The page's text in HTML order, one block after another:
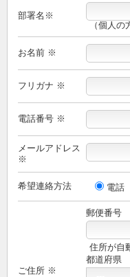
部署名※
（個人の
お名前 ※
フリガナ ※
電話番号 ※
メールアドレス
※
希望連絡方法 電話
ご住所 ※
郵便番号
住所が自
都道府県